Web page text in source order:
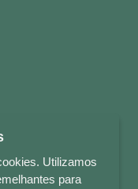
Utilizamos
para